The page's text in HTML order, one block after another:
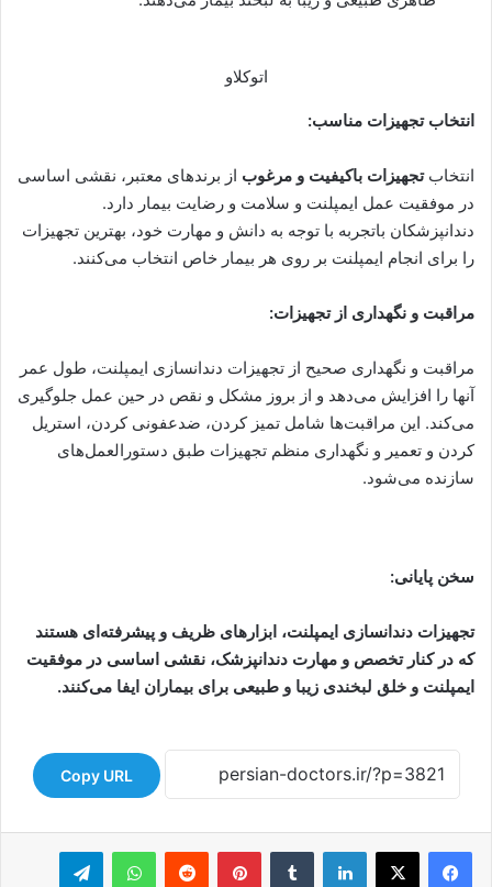
اتوکلاو
انتخاب تجهیزات مناسب:
انتخابتجهیزات باکیفیت و مرغوب از برندهای معتبر، نقشی اساسی
در موفقیت عمل ایمپلنت و سلامت و رضایت بیمار دارد.
دندانپزشکان باتجربه با توجه به دانش و مهارت خود، بهترین تجهیزات
را برای انجام ایمپلنت بر روی هر بیمار خاص انتخاب می‌کنند.
مراقبت و نگهداری از تجهیزات:
مراقبت و نگهداری صحیح از تجهیزات دندانسازی ایمپلنت، طول عمر
آنها را افزایش می‌دهد و از بروز مشکل و نقص در حین عمل جلوگیری
می‌کند. این مراقبت‌ها شامل تمیز کردن، ضدعفونی کردن، استریل
کردن و تعمیر و نگهداری منظم تجهیزات طبق دستورالعمل‌های
سازنده می‌شود.
سخن پایانی:
تجهیزات دندانسازی ایمپلنت، ابزارهای ظریف و پیشرفته‌ای هستند
که در کنار تخصص و مهارت دندانپزشک، نقشی اساسی در موفقیت
ایمپلنت و خلق لبخندی زیبا و طبیعی برای بیماران ایفا می‌کنند.
Copy URL
لینکدین ‫تامبلر ‫پین‌ترست‫رددیت واتس آپ تلگرام